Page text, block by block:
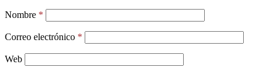
Nombre *
Correo electrónico *
Web